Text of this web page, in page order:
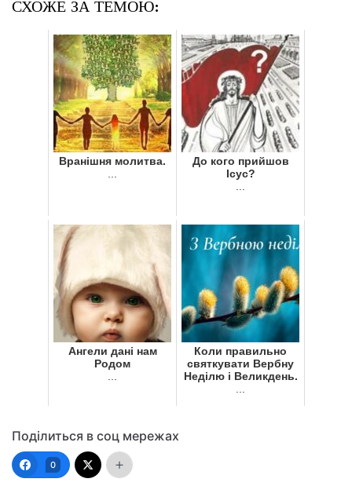
СХОЖЕ ЗА ТЕМОЮ:
Вранішня молитва.
...
До кого прийшов
Ісус?
...
Ангели дані нам
Родом
...
Коли правильно
святкувати Вербну
Неділю і Великдень.
...
Поділиться в соц мережах
0